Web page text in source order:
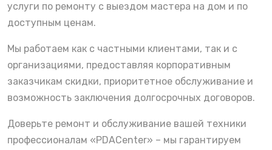
услуги по ремонту с выездом мастера на дом и по
доступным ценам.
Мы работаем как с частными клиентами, так и с
организациями, предоставляя корпоративным
заказчикам скидки, приоритетное обслуживание и
возможность заключения долгосрочных договоров.
Доверьте ремонт и обслуживание вашей техники
профессионалам «PDACenter» – мы гарантируем